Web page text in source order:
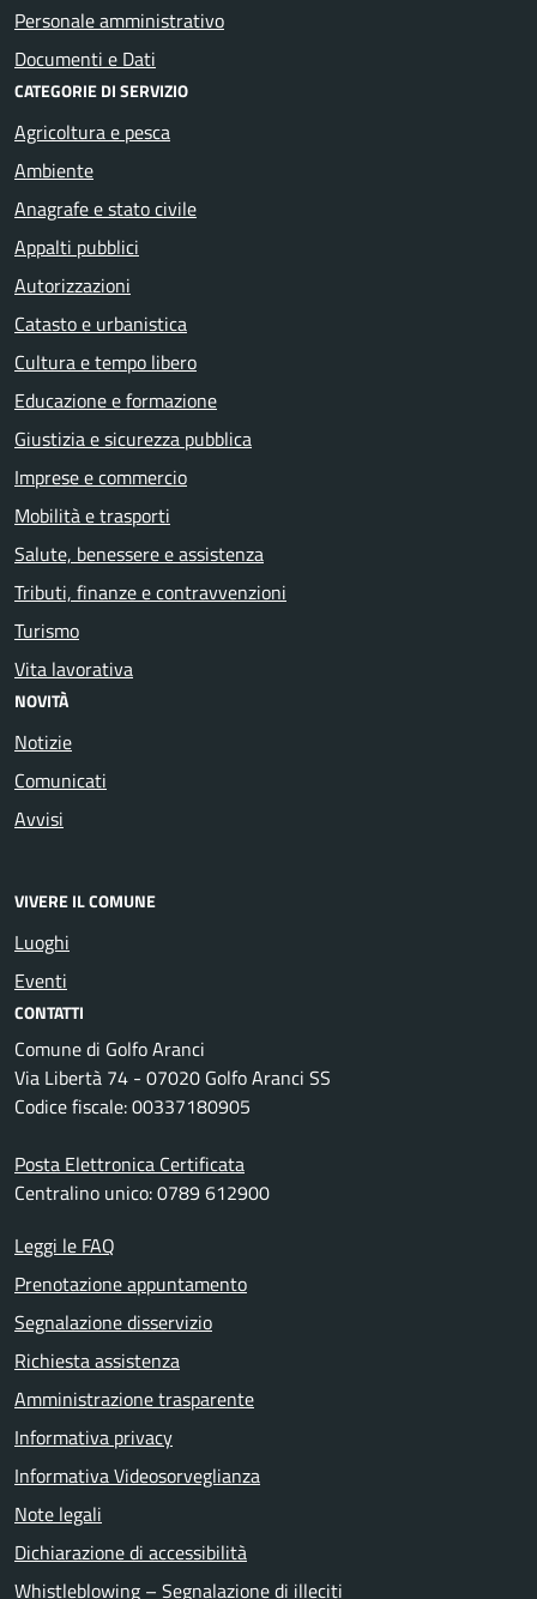
Personale amministrativo
Documenti e Dati
CATEGORIE DI SERVIZIO
Agricoltura e pesca
Ambiente
Anagrafe e stato civile
Appalti pubblici
Autorizzazioni
Catasto e urbanistica
Cultura e tempo libero
Educazione e formazione
Giustizia e sicurezza pubblica
Imprese e commercio
Mobilità e trasporti
Salute, benessere e assistenza
Tributi, finanze e contravvenzioni
Turismo
Vita lavorativa
NOVITÀ
Notizie
Comunicati
Avvisi
VIVERE IL COMUNE
Luoghi
Eventi
CONTATTI
Comune di Golfo Aranci
Via Libertà 74 - 07020 Golfo Aranci SS
Codice fiscale: 00337180905
Posta Elettronica Certificata
Centralino unico: 0789 612900
Leggi le FAQ
Prenotazione appuntamento
Segnalazione disservizio
Richiesta assistenza
Amministrazione trasparente
Informativa privacy
Informativa Videosorveglianza
Note legali
Dichiarazione di accessibilità
Whistleblowing – Segnalazione di illeciti